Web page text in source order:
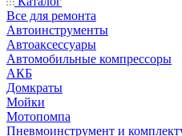
Все для ремонта
Автоинструменты
Автоаксессуары
Автомобильные компрессоры
АКБ
Домкраты
Мойки
Мотопомпа
Пневмоинструмент и